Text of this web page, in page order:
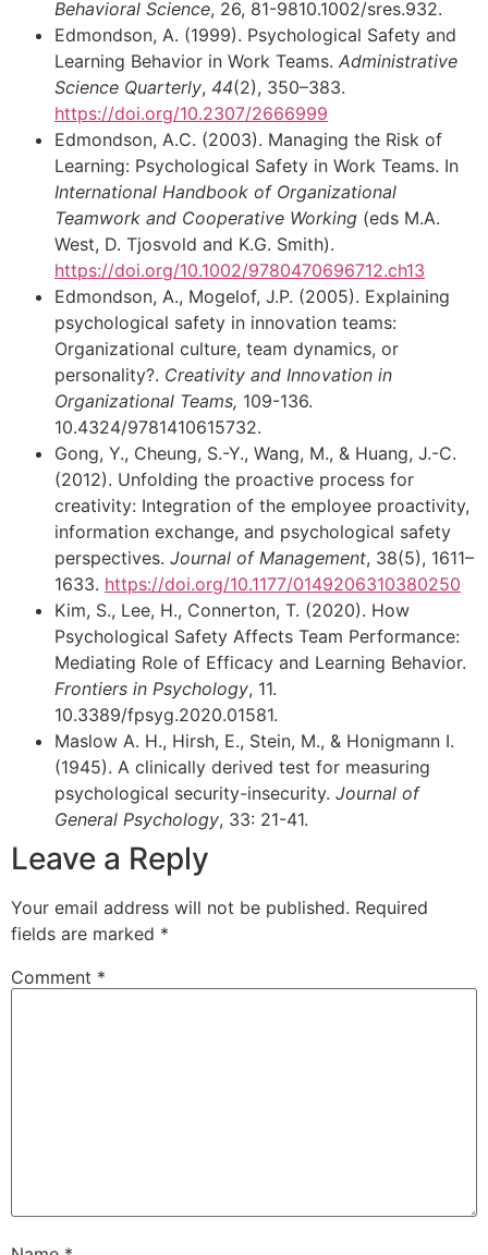
Behavioral Science, 26, 81-9810.1002/sres.932.
Edmondson, A. (1999). Psychological Safety and
Learning Behavior in Work Teams. Administrative
Science Quarterly, 44(2), 350–383.
https://doi.org/10.2307/2666999
Edmondson, A.C. (2003). Managing the Risk of
Learning: Psychological Safety in Work Teams. In
International Handbook of Organizational
Teamwork and Cooperative Working (eds M.A.
West, D. Tjosvold and K.G. Smith).
https://doi.org/10.1002/9780470696712.ch13
Edmondson, A., Mogelof, J.P. (2005). Explaining
psychological safety in innovation teams:
Organizational culture, team dynamics, or
personality?. Creativity and Innovation in
Organizational Teams, 109-136.
10.4324/9781410615732.
Gong, Y., Cheung, S.-Y., Wang, M., & Huang, J.-C.
(2012). Unfolding the proactive process for
creativity: Integration of the employee proactivity,
information exchange, and psychological safety
perspectives. Journal of Management, 38(5), 1611–
1633. https://doi.org/10.1177/0149206310380250
Kim, S., Lee, H., Connerton, T. (2020). How
Psychological Safety Affects Team Performance:
Mediating Role of Efficacy and Learning Behavior.
Frontiers in Psychology, 11.
10.3389/fpsyg.2020.01581.
Maslow A. H., Hirsh, E., Stein, M., & Honigmann I.
(1945). A clinically derived test for measuring
psychological security-insecurity. Journal of
General Psychology, 33: 21-41.
Leave a Reply
Your email address will not be published. Required
fields are marked *
Comment *